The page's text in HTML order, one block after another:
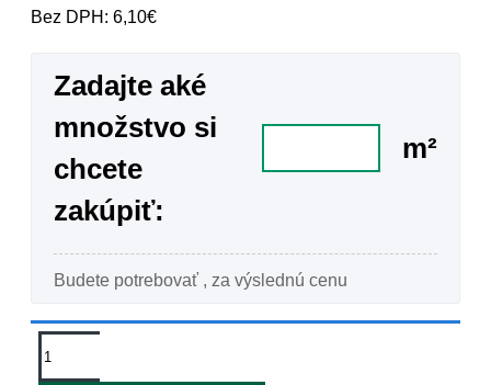
Bez DPH: 6,10€
Zadajte aké
množstvo si
chcete
zakúpiť:
m²
Budete potrebovať , za výslednú cenu